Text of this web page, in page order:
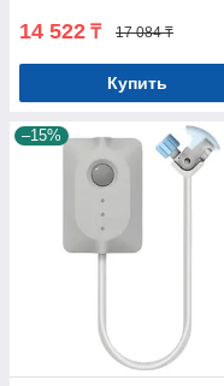
14 522 ₸ 17 084 ₸
Купить
–15%